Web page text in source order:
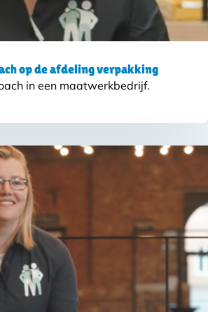
op de afdeling verpakking
in een maatwerkbedrijf.